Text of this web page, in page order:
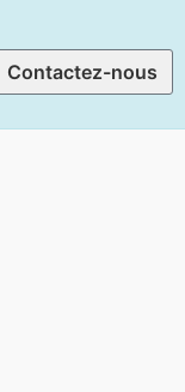
Contactez-nous